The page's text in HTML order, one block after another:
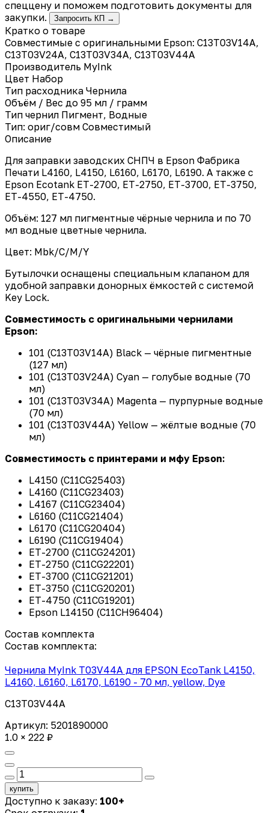
спеццену и поможем подготовить документы для
закупки.
Запросить КП →
Кратко о товаре
Совместимые с оригинальными Epson: C13T03V14A,
C13T03V24A, C13T03V34A, C13T03V44A
Производитель MyInk
Цвет Набор
Тип расходника Чернила
Объём / Вес до 95 мл / грамм
Тип чернил Пигмент, Водные
Тип: ориг/совм Совместимый
Описание
Для заправки заводских СНПЧ в Epson Фабрика
Печати L4160, L4150, L6160, L6170, L6190. А также с
Epson Ecotank ET-2700, ET-2750, ET-3700, ET-3750,
ET-4550, ET-4750.
Объём: 127 мл пигментные чёрные чернила и по 70
мл водные цветные чернила.
Цвет: Mbk/C/M/Y
Бутылочки оснащены специальным клапаном для
удобной заправки донорных ёмкостей с системой
Key Lock.
Совместимость с оригинальными чернилами
Epson:
101 (C13T03V14A) Black — чёрные пигментные
(127 мл)
101 (C13T03V24A) Cyan — голубые водные (70
мл)
101 (C13T03V34A) Magenta — пурпурные водные
(70 мл)
101 (C13T03V44A) Yellow — жёлтые водные (70
мл)
Совместимость с принтерами и мфу Epson:
L4150 (C11CG25403)
L4160 (C11CG23403)
L4167 (C11CG23404)
L6160 (C11CG21404)
L6170 (C11CG20404)
L6190 (C11CG19404)
ET-2700 (C11CG24201)
ET-2750 (C11CG22201)
ET-3700 (C11CG21201)
ET-3750 (C11CG20201)
ET-4750 (C11CG19201)
Epson L14150 (C11CH96404)
Состав комплекта
Состав комплекта:
Чернила MyInk T03V44A для EPSON EcoTank L4150,
L4160, L6160, L6170, L6190 - 70 мл, yellow, Dye
C13T03V44A
Артикул: 5201890000
1.0 × 222 ₽
купить
Доступно к заказу: 100+